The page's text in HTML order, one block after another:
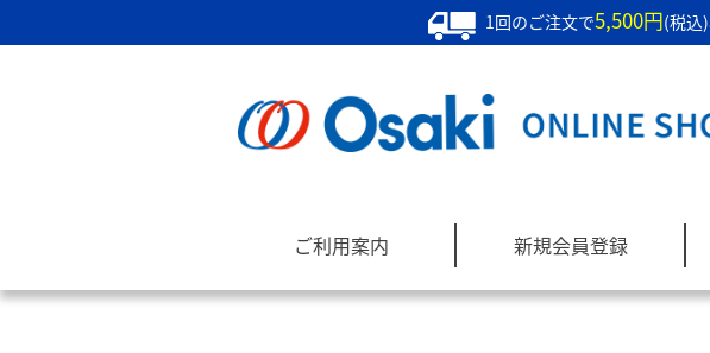
1回のご注文で5,500円(税込)
ご利用案内 新規会員登録